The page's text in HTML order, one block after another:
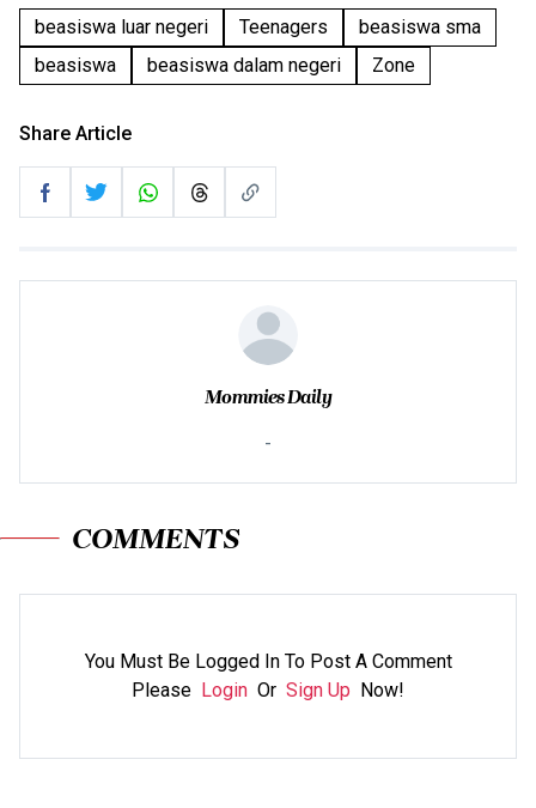
beasiswa luar negeri Teenagers
beasiswa sma
beasiswa
beasiswa dalam negeri Zone
Share Article
Mommies Daily
-
COMMENTS
You Must Be Logged In To Post A Comment
Please Login Or Sign Up Now!